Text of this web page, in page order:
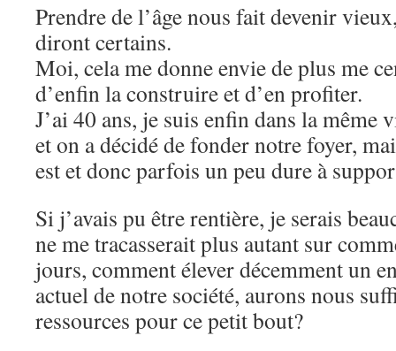
Prendre de l’âge nous fait devenir
diront certains.
Moi, cela me donne envie de plus me
d’enfin la construire et d’en profiter.
J’ai 40 ans, je suis enfin dans la même
et on a décidé de fonder notre foyer,
est et donc parfois un peu dure à
Si j’avais pu être rentière, je serais
ne me tracasserait plus autant sur
jours, comment élever décemment un
actuel de notre société, aurons nous
ressources pour ce petit bout?